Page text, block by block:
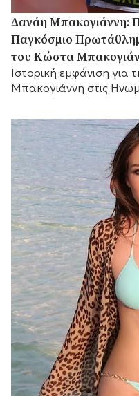
Δανάη Μπακογιάννη:
Παγκόσμιο
του Κώστα
Ιστορική εμφάνιση
Μπακογιάννη στις